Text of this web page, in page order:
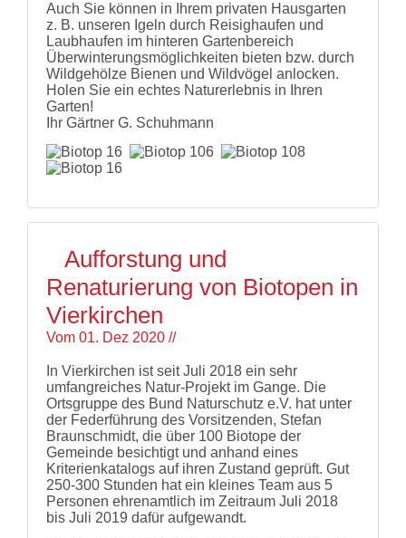
Auch Sie können in Ihrem privaten Hausgarten
z. B. unseren Igeln durch Reisighaufen und
Laubhaufen im hinteren Gartenbereich
Überwinterungsmöglichkeiten bieten bzw. durch
Wildgehölze Bienen und Wildvögel anlocken.
Holen Sie ein echtes Naturerlebnis in Ihren
Garten!
Ihr Gärtner G. Schuhmann
Aufforstung und
Renaturierung von Biotopen in
Vierkirchen
Vom 01. Dez 2020 //
In Vierkirchen ist seit Juli 2018 ein sehr
umfangreiches Natur-Projekt im Gange. Die
Ortsgruppe des Bund Naturschutz e.V. hat unter
der Federführung des Vorsitzenden, Stefan
Braunschmidt, die über 100 Biotope der
Gemeinde besichtigt und anhand eines
Kriterienkatalogs auf ihren Zustand geprüft. Gut
250-300 Stunden hat ein kleines Team aus 5
Personen ehrenamtlich im Zeitraum Juli 2018
bis Juli 2019 dafür aufgewandt.